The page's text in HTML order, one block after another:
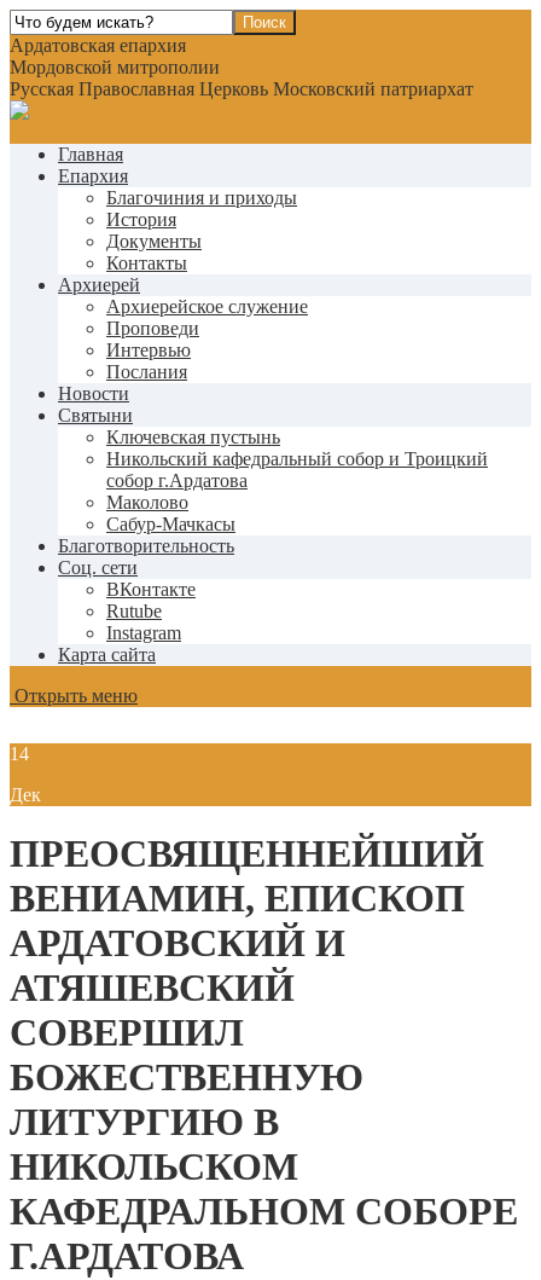
Ардатовская епархия
Мордовской митрополии
Русская Православная Церковь Московский патриархат
Главная
Епархия
Благочиния и приходы
История
Документы
Контакты
Архиерей
Архиерейское служение
Проповеди
Интервью
Послания
Новости
Святыни
Ключевская пустынь
Никольский кафедральный собор и Троицкий
собор г.Ардатова
Маколово
Сабур-Мачкасы
Благотворительность
Соц. сети
ВКонтакте
Rutube
Instagram
Карта сайта
Открыть меню
14
Дек
ПРЕОСВЯЩЕННЕЙШИЙ
ВЕНИАМИН, ЕПИСКОП
АРДАТОВСКИЙ И
АТЯШЕВСКИЙ
СОВЕРШИЛ
БОЖЕСТВЕННУЮ
ЛИТУРГИЮ В
НИКОЛЬСКОМ
КАФЕДРАЛЬНОМ СОБОРЕ
Г.АРДАТОВА